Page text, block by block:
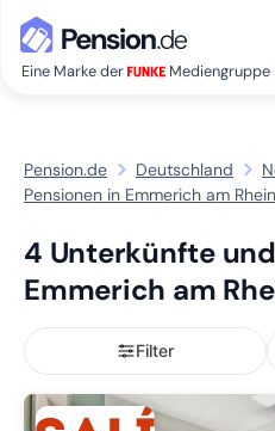
Eine Marke der Mediengruppe
Pension.de Deutschland
Pensionen in Emmerich am Rhein
4 Unterkünfte
Emmerich am
Filter